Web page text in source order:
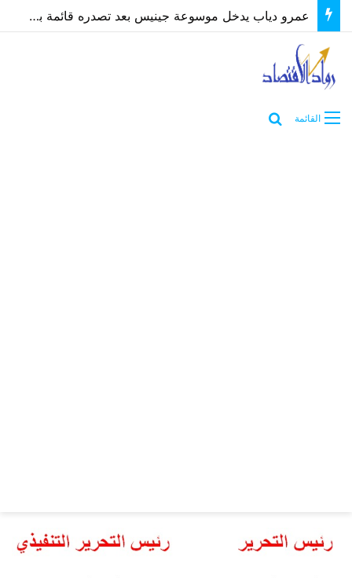
عمرو دياب يدخل موسوعة جينيس بعد تصدره قائمة بيلبورد عربية لـ68 أسبوعًا
القائمة